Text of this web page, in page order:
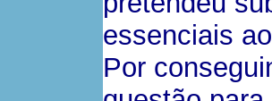
essenciais
Por